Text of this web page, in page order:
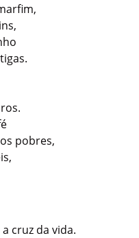
pobres,
cruz da vida.